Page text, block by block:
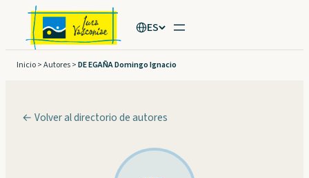
Saltar
contenido
ES
Inicio>Autores>DE EGAÑA Domingo Ignacio
← Volver al directorio de autores